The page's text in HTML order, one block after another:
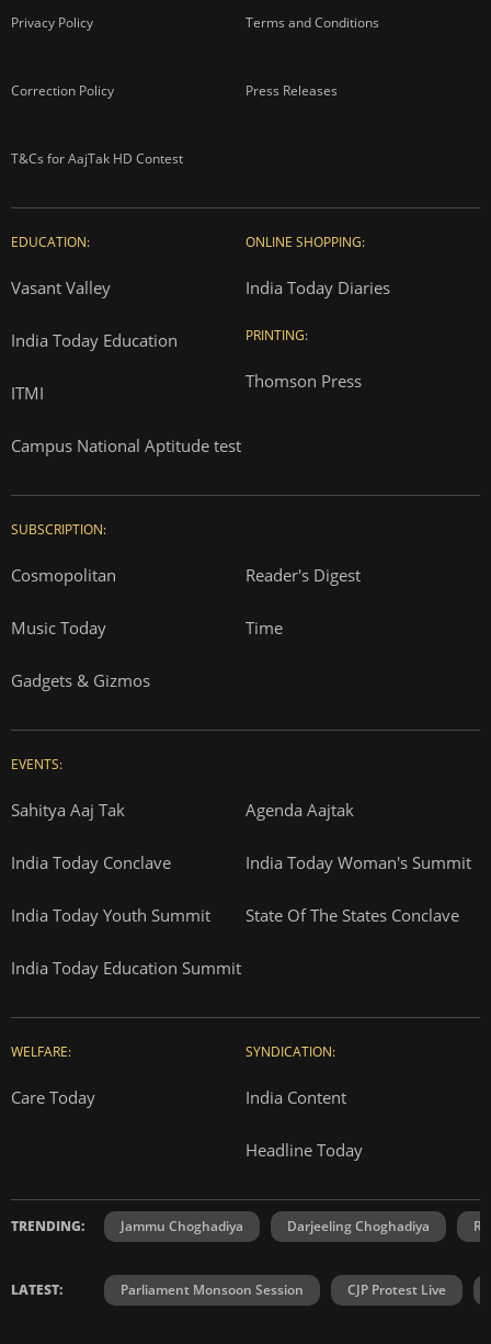
Privacy Policy Terms and Conditions
Correction Policy Press Releases
T&Cs for AajTak HD Contest
EDUCATION:
Vasant Valley
India Today Education
ITMI
Campus National Aptitude test
ONLINE SHOPPING:
India Today Diaries
PRINTING:
Thomson Press
SUBSCRIPTION:
Cosmopolitan Reader's Digest
Music Today Time
Gadgets & Gizmos
EVENTS:
Sahitya Aaj Tak Agenda Aajtak
India Today Conclave India Today Woman's Summit
India Today Youth Summit State Of The States Conclave
India Today Education Summit
WELFARE:
Care Today
SYNDICATION:
India Content
Headline Today
TRENDING: Jammu Choghadiya Darjeeling Choghadiya
LATEST: Parliament Monsoon Session CJP Protest Live